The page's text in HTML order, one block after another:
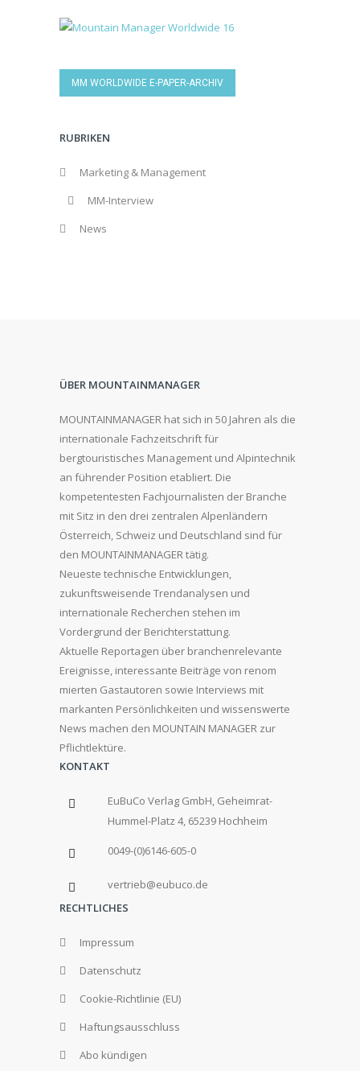
MM WORLDWIDE E-PAPER-ARCHIV
RUBRIKEN
Marketing & Management
MM-Interview
News
ÜBER MOUNTAINMANAGER
MOUNTAINMANAGER hat sich in 50 Jahren als die
internationale Fachzeitschrift für
bergtouristisches Management und Alpintechnik
an führender Position etabliert. Die
kompetentesten Fachjournalisten der Branche
mit Sitz in den drei zentralen Alpenländern
Österreich, Schweiz und Deutschland sind für
den MOUNTAINMANAGER tätig.
Neueste technische Entwicklungen,
zukunftsweisende Trendanalysen und
internationale Recherchen stehen im
Vordergrund der Berichterstattung.
Aktuelle Reportagen über branchenrelevante
Ereignisse, interessante Beiträge von renom
mierten Gastautoren sowie Interviews mit
markanten Persönlichkeiten und wissenswerte
News machen den MOUNTAIN MANAGER zur
Pflichtlektüre.
KONTAKT
EuBuCo Verlag GmbH, Geheimrat-
Hummel-Platz 4, 65239 Hochheim
0049-(0)6146-605-0
vertrieb@eubuco.de
RECHTLICHES
Impressum
Datenschutz
Cookie-Richtlinie (EU)
Haftungsausschluss
Abo kündigen